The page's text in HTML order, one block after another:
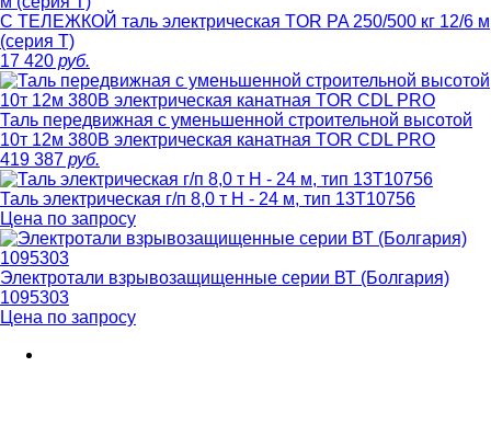
С ТЕЛЕЖКОЙ таль электрическая TOR PA 250/500 кг 12/6 м
(серия T)
17 420 руб.
Таль передвижная с уменьшенной строительной высотой
10т 12м 380В электрическая канатная TOR CDL PRO
419 387 руб.
Таль электрическая г/п 8,0 т Н - 24 м, тип 13Т10756
Цена по запросу
Электротали взрывозащищенные серии ВТ (Болгария)
1095303
Цена по запросу